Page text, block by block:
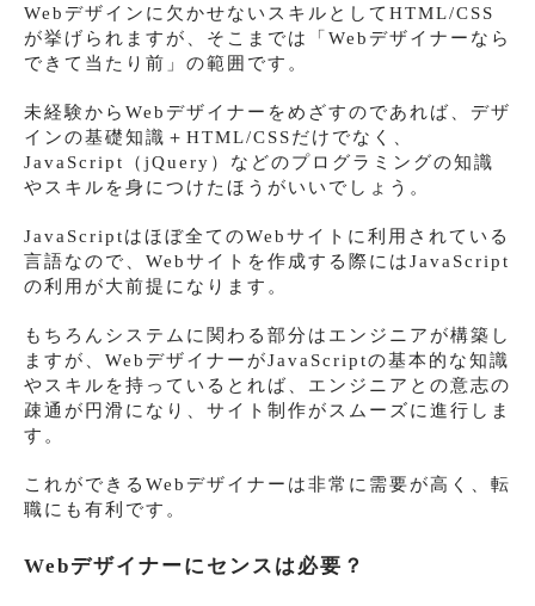
Webデザインに欠かせないスキルとしてHTML/CSS
が挙げられますが、そこまでは「Webデザイナーなら
できて当たり前」の範囲です。
未経験からWebデザイナーをめざすのであれば、デザ
インの基礎知識＋HTML/CSSだけでなく、
JavaScript（jQuery）などのプログラミングの知識
やスキルを身につけたほうがいいでしょう。
JavaScriptはほぼ全てのWebサイトに利用されている
言語なので、Webサイトを作成する際にはJavaScript
の利用が大前提になります。
もちろんシステムに関わる部分はエンジニアが構築し
ますが、WebデザイナーがJavaScriptの基本的な知識
やスキルを持っているとれば、エンジニアとの意志の
疎通が円滑になり、サイト制作がスムーズに進行しま
す。
これができるWebデザイナーは非常に需要が高く、転
職にも有利です。
Webデザイナーにセンスは必要？